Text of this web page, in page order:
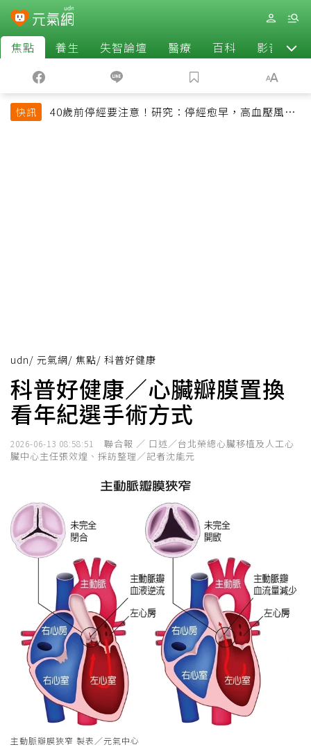
焦點 養生 失智論壇 醫療 百科 影音
快訊
40歲前停經要注意！研究：停經愈早，高血壓風險
udn/ 元氣網/ 焦點/ 科普好健康
科普好健康／心臟瓣膜置換
看年紀選手術方式
2026-06-13 08:58:51
聯合報 ／ 口述／台北榮總心臟移植及人工心
臟中心主任張效煌、採訪整理／記者沈能元
主動脈瓣膜狹窄 製表／元氣中心